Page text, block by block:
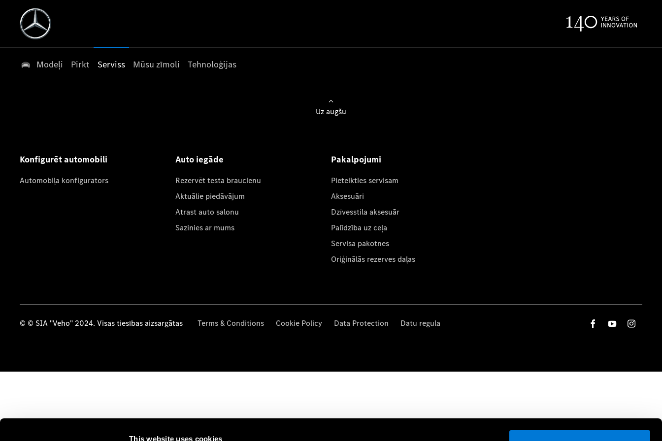
This website uses cookies
Modeļi Pirkt Serviss Mūsu zīmoli Tehnoloģijas
Uz augšu
Konfigurēt automobili
Automobiļa konfigurators
Auto iegāde
Rezervēt testa braucienu
Aktuālie piedāvājum
Atrast auto salonu
Sazinies ar mums
Pakalpojumi
Pieteikties servisam
Aksesuāri
Dzīvesstila aksesuār
Palīdzība uz ceļa
Servisa pakotnes
Oriģinālās rezerves daļas
© © SIA "Veho" 2024. Visas tiesības aizsargātas Terms & Conditions Cookie Policy Data Protection Datu regula